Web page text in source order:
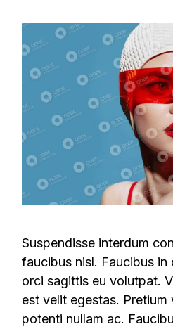
Suspendisse interdum
faucibus nisl. Faucibus in
orci sagittis eu volutpat.
est velit egestas. Pretium
potenti nullam ac.